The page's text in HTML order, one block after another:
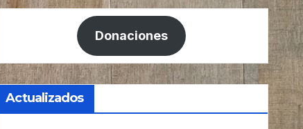
Donaciones
Actualizados